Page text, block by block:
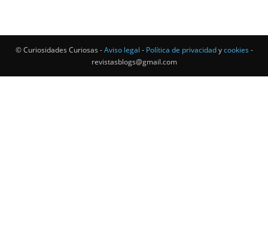
© Curiosidades Curiosas -Aviso legal - Política de privacidadycookies -
revistasblogs@gmail.com